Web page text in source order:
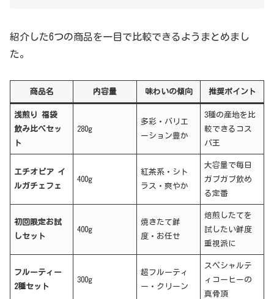
紹介した6つの商品を一目で比較できるようまとめまし
た。
商品名 内容量 味わいの傾向 推奨ポイント
浅煎り 福袋
飲み比べセッ
ト
280g
多彩・バリエ
ーション豊か
3種の産地を比
較できるコス
パ王
エチオピア イ
ルガチェフェ
400g
紅茶系・シト
ラス・爽やか
大容量で毎日
ガブガブ飲め
る定番
初回限定お試
しセット
400g
焼きたて鮮
度・お任せ
焙煎したてを
試したい鮮度
重視派に
フルーティー
2種セット
300g
超フルーティ
ー・クリーン
スペシャルテ
ィコーヒーの
真骨頂